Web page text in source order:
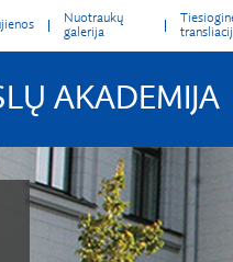
AKADEMIJA
Nuotraukų
galerija